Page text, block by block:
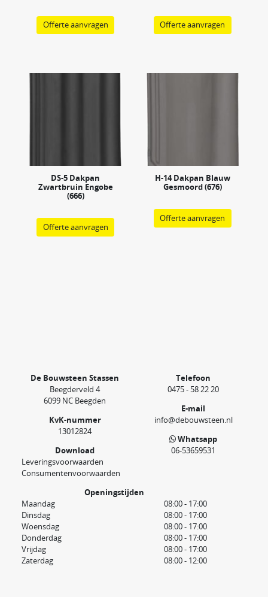
Offerte aanvragen Offerte aanvragen
DS-5 Dakpan
Zwartbruin Engobe
(666)
Offerte aanvragen
H-14 Dakpan Blauw
Gesmoord (676)
Offerte aanvragen
De Bouwsteen Stassen
Beegderveld 4
6099 NC Beegden
KvK-nummer
13012824
Download
Leveringsvoorwaarden
Consumentenvoorwaarden
Telefoon
0475 - 58 22 20
E-mail
info@debouwsteen.nl
Whatsapp
06-53659531
Openingstijden
Maandag
08:00 - 17:00
Dinsdag
08:00 - 17:00
Woensdag
08:00 - 17:00
Donderdag
08:00 - 17:00
Vrijdag
08:00 - 17:00
Zaterdag
08:00 - 12:00